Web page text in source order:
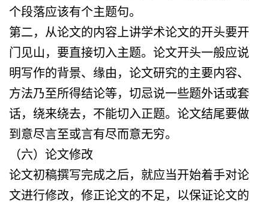
个段落应该有个主题句。
第二，从论文的内容上讲学术论文的开头要开
门见山，要直接切入主题。论文开头一般应说
明写作的背景、缘由，论文研究的主要内容、
方法乃至所得结论等，切忌说一些题外话或套
话，绕来绕去，不能切入正题。论文结尾要做
到意尽言至或言有尽而意无穷。
（六）论文修改
论文初稿撰写完成之后，就应当开始着手对论
文进行修改，修正论文的不足，以保证论文的